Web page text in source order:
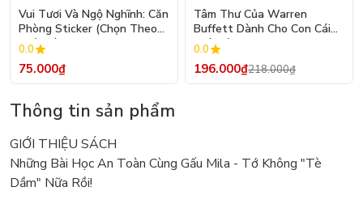
Vui Tươi Và Ngộ Nghĩnh: Căn
Phòng Sticker (Chọn Theo
Chủ Đề) - Hơn 250 Sticker
0.0
75.000₫
Tâm Thư Của Warren
Buffett Dành Cho Con Cái
(Tái Bản 2026)
0.0
196.000₫218.000₫
Thông tin sản phẩm
GIỚI THIỆU SÁCH
Những Bài Học An Toàn Cùng Gấu Mila - Tớ Không "Tè
Dầm" Nữa Rồi!